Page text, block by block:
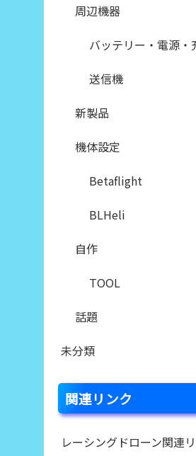
周辺機器
バッテリー・電源・
送信機
新製品
機体設定
Betaflight
BLHeli
自作
TOOL
話題
未分類
関連リンク
レーシングドローン関連